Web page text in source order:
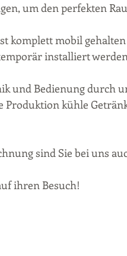
um den perfekten
komplett mobil
installiert
und Bedienung durch
kühle
sind Sie bei uns
ihren Besuch!